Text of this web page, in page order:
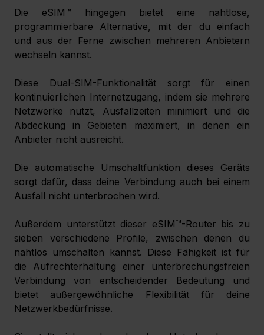
Die eSIM™ hingegen bietet eine nahtlose,
programmierbare Alternative, mit der du einfach
und aus der Ferne zwischen mehreren Anbietern
wechseln kannst.
Diese Dual-SIM-Funktionalität sorgt für einen
kontinuierlichen Internetzugang, indem sie mehrere
Netzwerke nutzt, Ausfallzeiten minimiert und die
Abdeckung in Gebieten maximiert, in denen ein
Anbieter nicht ausreicht.
Die automatische Umschaltfunktion dieses Geräts
sorgt dafür, dass deine Verbindung auch bei einem
Ausfall nicht unterbrochen wird.
Außerdem unterstützt dieser eSIM™-Router bis zu
sieben verschiedene Profile, zwischen denen du
nahtlos umschalten kannst. Diese Fähigkeit ist für
die Aufrechterhaltung einer unterbrechungsfreien
Verbindung von entscheidender Bedeutung und
bietet außergewöhnliche Flexibilität für deine
Netzwerkbedürfnisse.